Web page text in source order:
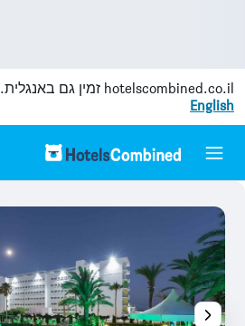
hotelscombined.co.il זמין גם באנגלית.
English